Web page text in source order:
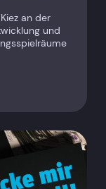
an der
und